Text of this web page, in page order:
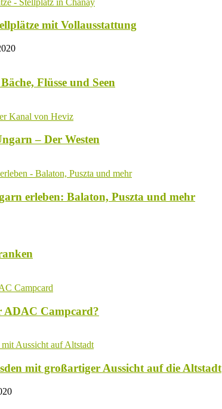
mit Vollausstattung
Flüsse und Seen
– Der Westen
erleben: Balaton, Puszta und mehr
ADAC Campcard?
mit großartiger Aussicht auf die Altstadt